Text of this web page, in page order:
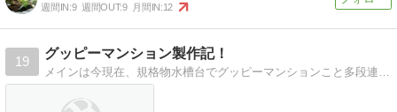
週間IN:9 週間OUT:9 月間IN:12
19
グッピーマンション製作記！
メインは今現在、規格物水槽台でグッピーマンションこと多段連結オーバーフロー水槽を今後同じように作る方が居たら参考になるように記録として残しておこうという目的です